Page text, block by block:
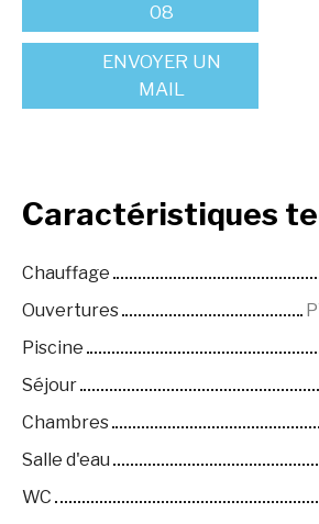
08
ENVOYER UN
MAIL
Caractéristiques
Chauffage
Ouvertures
Piscine
Séjour
Chambres
Salle d'eau
WC